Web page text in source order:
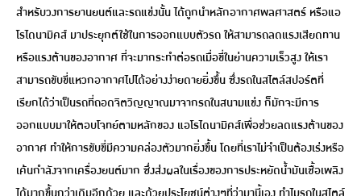
สำหรับวงการยานยนต์และรถแข่งนั้น ได้ถูกนำหลักอากาศพลศาสตร์ หรือแอ
โรไดนามิคส์ มาประยุกต์ใช้ในการออกแบบตัวรถ ให้สามารถลดแรงเสียดทาน
หรือแรงต้านของอากาศ ที่จะมากระทำต่อรถเมื่อขี่ในย่านความเร็วสูง ให้เรา
สามารถขับขี่แหวกอากาศไปได้อย่างง่ายดายยิ่งขึ้น ซึ่งรถในสไตล์สปอร์ตที่
เรียกได้ว่าเป็นรถที่ถอดจิตวิญญาณมาจากรถในสนามแข่ง ก็มักจะมีการ
ออกแบบมาให้ตอบโจทย์ตามหลักของ แอโรไดนามิคส์เพื่อช่วยลดแรงต้านของ
อากาศ ทำให้การขับขี่มีความคล่องตัวมากยิ่งขึ้น โดยที่เราไม่จำเป็นต้องเร่งหรือ
เค้นกำลังจากเครื่องยนต์มาก ซึ่งส่งผลในเรื่องของการประหยัดน้ำมันเชื้อเพลิง